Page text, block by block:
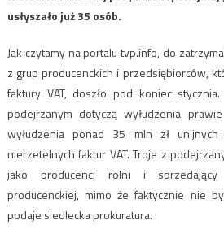
usłyszało już 35 osób.
Jak czytamy na portalu tvp.info, do
z grup producenckich i przedsiębiorców,
faktury VAT, doszło pod koniec
podejrzanym dotyczą wyłudzenia
wyłudzenia ponad 35 mln zł
nierzetelnych faktur VAT. Troje z
jako producenci rolni i
producenckiej, mimo że faktycznie nie
podaje siedlecka prokuratura.